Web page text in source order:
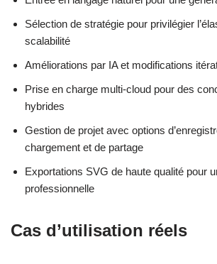
Sélection de stratégie pour privilégier
scalabilité
Améliorations par IA et modifications
Prise en charge multi-cloud pour des
hybrides
Gestion de projet avec options
chargement et de partage
Exportations SVG de haute qualité pour
professionnelle
Cas d’utilisation réels